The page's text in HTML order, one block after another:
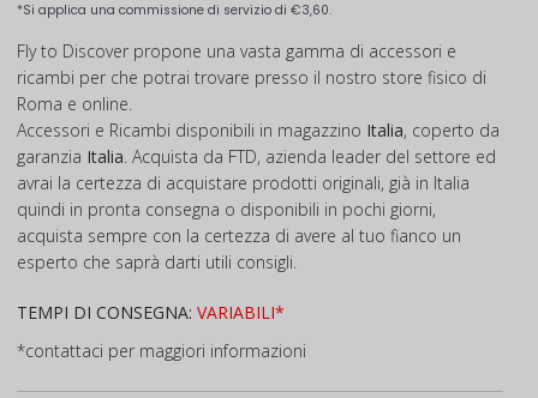
Fly to Discover propone una vasta gamma di accessori e
ricambi per che potrai trovare presso il nostro store fisico di
Roma e online.
Accessori e Ricambi disponibili in magazzino Italia, coperto da
garanzia Italia. Acquista da FTD, azienda leader del settore ed
avrai la certezza di acquistare prodotti originali, già in Italia
quindi in pronta consegna o disponibili in pochi giorni,
acquista sempre con la certezza di avere al tuo fianco un
esperto che saprà darti utili consigli.
TEMPI DI CONSEGNA: VARIABILI*
*contattaci per maggiori informazioni